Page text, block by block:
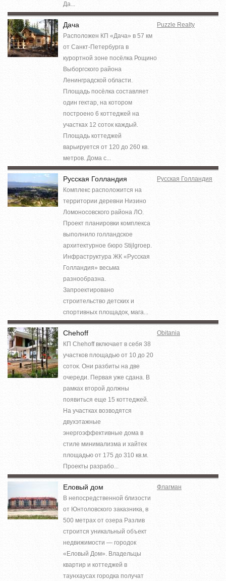
Да...
Дача
Расположен КП «Дача» в 57 км
от Санкт-Петербурга в
курортной зоне посёлка Рощино
Выборгского района
Ленинградской области.
Площадь посёлка составляет
один гектар, на котором
построено 6 коттеджей на
участках 12 соток каждый.
Площадь коттеджей
варьируется от 120 до 260 кв.
метров. Дома с...
Puzzle Realty
Русская Голландия
Комплекс расположится на
территории деревни Низино
Ломоносовского района ЛО.
Проект планировки комплекса
выполнило голландское
архитектурное бюро Stijlgroep.
Инфраструктура ЖК «Русская
Голландия» весьма
разнообразна.
Запроектировано
строительство детских и
спортивных площадок, мага...
Русская Голландия
Chehoff
КП Chehoff включает в себя 38
участков площадью от 10 до 20
соток. Они разбиты на две
очереди. Первая уже сдана. В
рамках второй должны
появиться еще 15 коттеджей.
На участках возводятся
двухэтажные
энергоэффективные дома в
стиле минимализма и хайтек
площадью от 175 до 310 кв.м.
Проекты разрабо...
Obitania
Еловый дом
В непосредственной близости
от Юнтоловского заказника, в
500 метрах от озера Разлив
строится уникальный объект
недвижимости — городок
«Еловый Дом». Владельцы
квартир и коттеджей в
таунхаусах городка получат
Флагман